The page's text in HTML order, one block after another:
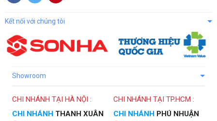
Kết nối với chúng tôi
Showroom
CHI NHÁNH TẠI HÀ NỘI :
CHI NHÁNH THANH XUÂN
CHI NHÁNH TẠI TP.HCM :
CHI NHÁNH PHÚ NHUẬN